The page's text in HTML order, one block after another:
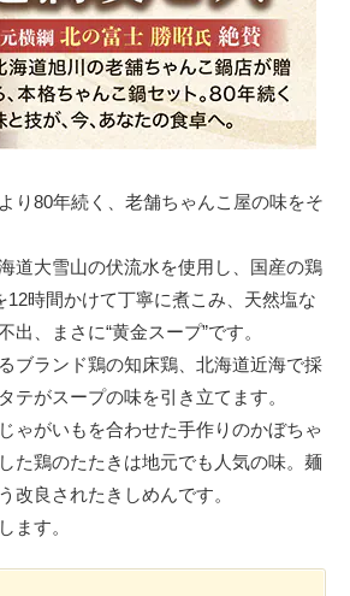
り80年続く、老舗ちゃんこ屋の味をそ
道大雪山の伏流水を使用し、国産の鶏
12時間かけて丁寧に煮こみ、天然塩な
出、まさに“黄金スープ”です。
ブランド鶏の知床鶏、北海道近海で採
テがスープの味を引き立てます。
ゃがいもを合わせた手作りのかぼちゃ
た鶏のたたきは地元でも人気の味。麺
改良されたきしめんです。
ます。